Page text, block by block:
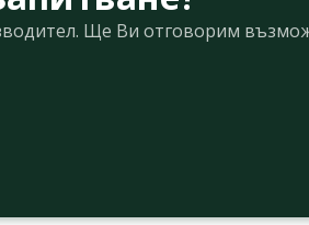
Ще Ви отговорим